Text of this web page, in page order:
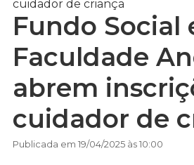
cuidador de criança
Fundo Social
Faculdade
abrem
cuidador de
Publicada em 19/04/2025 às 10:00